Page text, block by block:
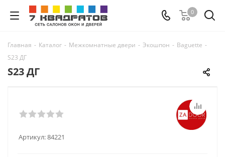
0
Главная - Каталог - Межкомнатные двери - Экошпон - Baguette -
S23 ДГ
S23 ДГ
Артикул:84221